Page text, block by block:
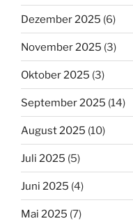
Dezember 2025 (6)
November 2025 (3)
Oktober 2025 (3)
September 2025 (14)
August 2025 (10)
Juli 2025 (5)
Juni 2025 (4)
Mai 2025 (7)